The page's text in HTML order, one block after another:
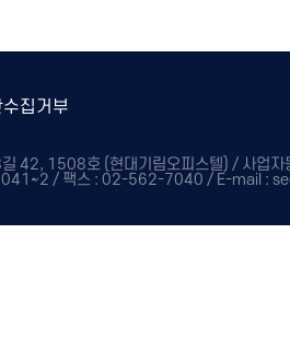
집거부
길 42, 1508호 (현대기림오피스텔) / 사업
/ 팩스 : 02-562-7040 / E-mail :